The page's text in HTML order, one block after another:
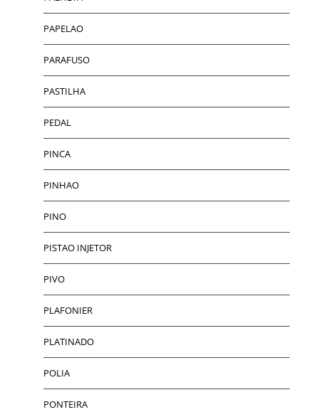
PAPELAO
PARAFUSO
PASTILHA
PEDAL
PINCA
PINHAO
PINO
PISTAO INJETOR
PIVO
PLAFONIER
PLATINADO
POLIA
PONTEIRA